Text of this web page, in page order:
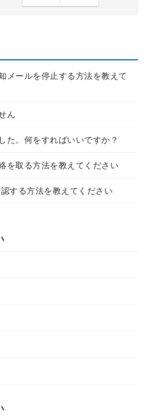
メールを停止する方法を教えて
ん
た。何をすればいいですか？
を取る方法を教えてください
する方法を教えてください